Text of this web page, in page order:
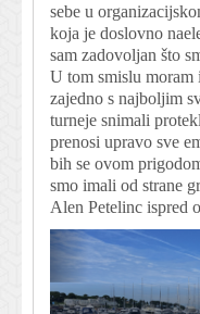
sebe u
koja je doslovno
sam zadovoljan što
U tom smislu
zajedno s najboljim
turneje snimali
prenosi upravo sve
bih se ovom
smo imali od strane
Alen Petelinc ispred